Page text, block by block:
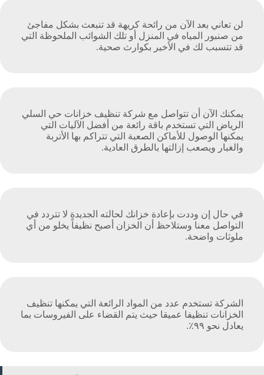
لن تعاني بعد الآن من رائحة كريهة قد تنبعث بشكل مفاجئ
من صنبور المياه في المنزل أو تلك الشوائب الملحوظة التي
قد تتسبب لك في الأخير بكوارث صحية.
يمكنك الآن أن تتواصل مع شركة تنظيف خزانات حي السلي
الرياض التي تستخدم باقة رائعة من أفضل الآليات التي
يمكنها الوصول للأماكن الصعبة التي تتراكم بها الأتربة
والغبار ويصعب إزالتها بالطرق العادية.
في حال إن وددت بإعادة خزانك لحالته الجديدة لا تتردد في
التواصل معنا وستلاحظ أن الخزان أصبح نظيفاً يخلو من أي
ملوثات واضحة.
الشركة تستخدم عدد من المواد الرائعة التي يمكنها تنظيف
الخزانات تنظيفا عميقا حيث يتم القضاء على الفيروسات بما
يعادل نحو ٩٩٪.